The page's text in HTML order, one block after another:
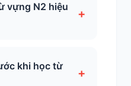
vựng N2 hiệu
+
khi học từ
+